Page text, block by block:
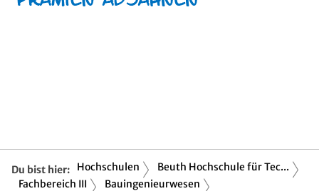
Du bist hier: Hochschulen
Beuth Hochschule für Tec...
Fachbereich III
Bauingenieurwesen